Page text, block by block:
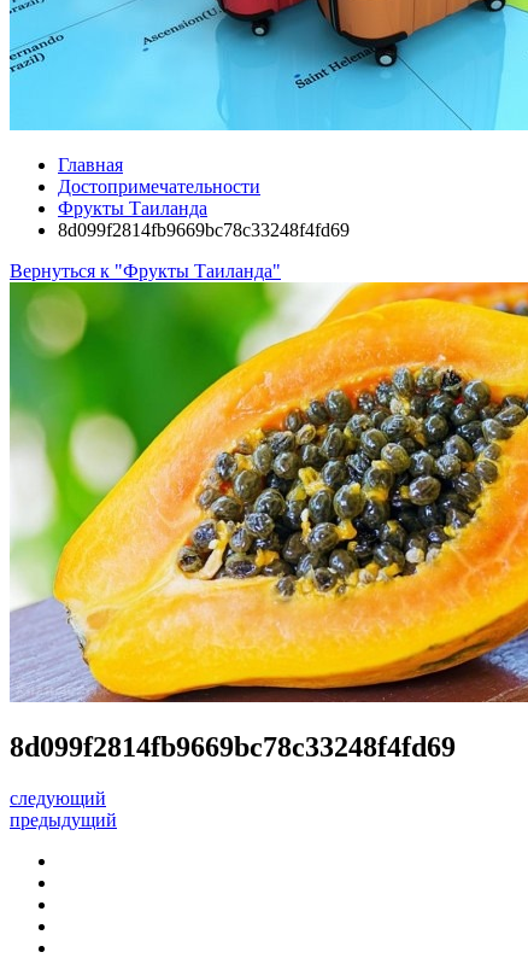
Главная
Достопримечательности
Фрукты Таиланда
8d099f2814fb9669bc78c33248f4fd69
Вернуться к "Фрукты Таиланда"
8d099f2814fb9669bc78c33248f4fd69
следующий
предыдущий